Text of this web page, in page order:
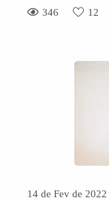
346 12
14 de Fev de 2022